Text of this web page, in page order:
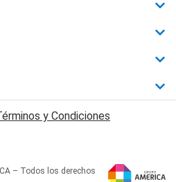
y Condiciones
– Todos los derechos